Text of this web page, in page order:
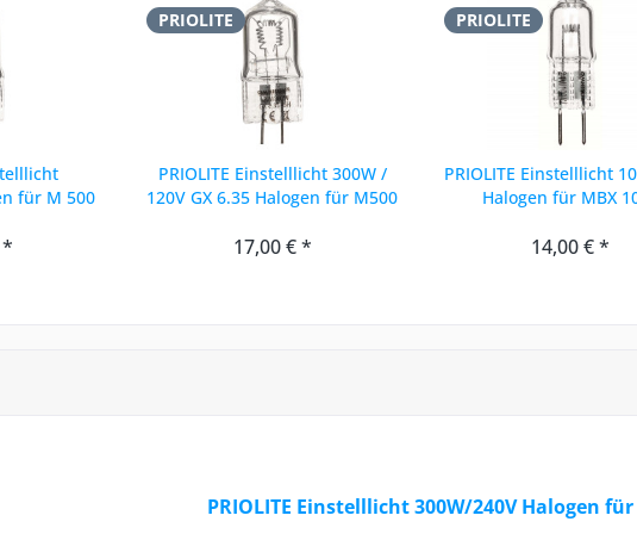
für M 500
*
PRIOLITE
PRIOLITE Einstelllicht 300W /
120V GX 6.35 Halogen für M500
17,00 € *
PRIOLITE
PRIOLITE Einstelllicht
Halogen für MBX
14,00 € *
PRIOLITE Einstelllicht 300W/240V Halogen für